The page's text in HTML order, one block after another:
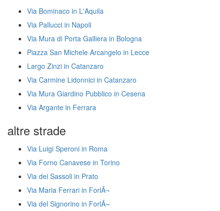
Via Bominaco in L'Aquila
Via Pallucci in Napoli
Via Mura di Porta Galliera in Bologna
Piazza San Michele Arcangelo in Lecce
Largo Zinzi in Catanzaro
Via Carmine Lidonnici in Catanzaro
Via Mura Giardino Pubblico in Cesena
Via Argante in Ferrara
altre strade
Via Luigi Speroni in Roma
Via Forno Canavese in Torino
Via dei Sassoli in Prato
Via Maria Ferrari in ForlÃ¬
Via del Signorino in ForlÃ¬